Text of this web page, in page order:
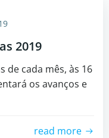
2019
de cada mês, às 16
os avanços e
read more